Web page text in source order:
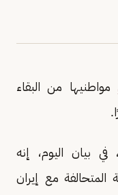
مواطنيها من البقاء
، في بيان اليوم، إنه
المتحالفة مع إيران